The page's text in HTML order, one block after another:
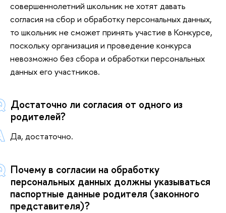
совершеннолетний школьник не хотят давать
согласия на сбор и обработку персональных данных,
то школьник не сможет принять участие в Конкурсе,
поскольку организация и проведение конкурса
невозможно без сбора и обработки персональных
данных его участников.
Достаточно ли согласия от одного из
родителей?
Да, достаточно.
Почему в согласии на обработку
персональных данных должны указываться
паспортные данные родителя (законного
представителя)?